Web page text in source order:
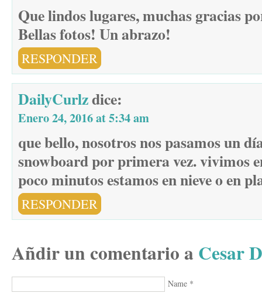
Que lindos lugares, muchas gracias
Bellas fotos! Un abrazo!
RESPONDER
DailyCurlzdice:
Enero 24, 2016 at 5:34 am
que bello, nosotros nos pasamos un
snowboard por primera vez. vivimos
poco minutos estamos en nieve o en
RESPONDER
Añdir un comentario a Cesar
Name *